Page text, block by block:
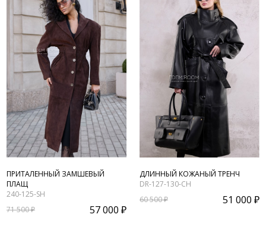
ПРИТАЛЕННЫЙ ЗАМШЕВЫЙ
ПЛАЩ
240-125-SH
71 500 ₽
57 000 ₽
ДЛИННЫЙ КОЖАНЫЙ ТРЕНЧ
DR-127-130-CH
60 500 ₽
51 000 ₽